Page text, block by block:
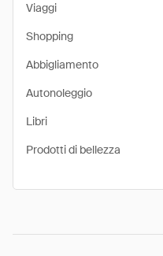
Viaggi
Shopping
Abbigliamento
Autonoleggio
Libri
Prodotti di bellezza